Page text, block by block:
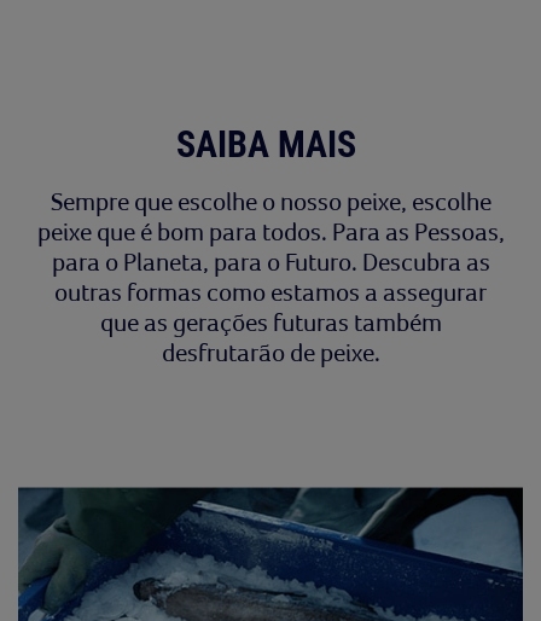
SAIBA MAIS
Sempre que escolhe o nosso peixe, escolhe
peixe que é bom para todos. Para as Pessoas,
para o Planeta, para o Futuro. Descubra as
outras formas como estamos a assegurar
que as gerações futuras também
desfrutarão de peixe.